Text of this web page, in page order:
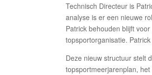
Technisch Directeur is
analyse is er een nieuwe
Patrick behouden blijft
topsportorganisatie.
Deze nieuw structuur stelt
topsportmeerjarenplan,